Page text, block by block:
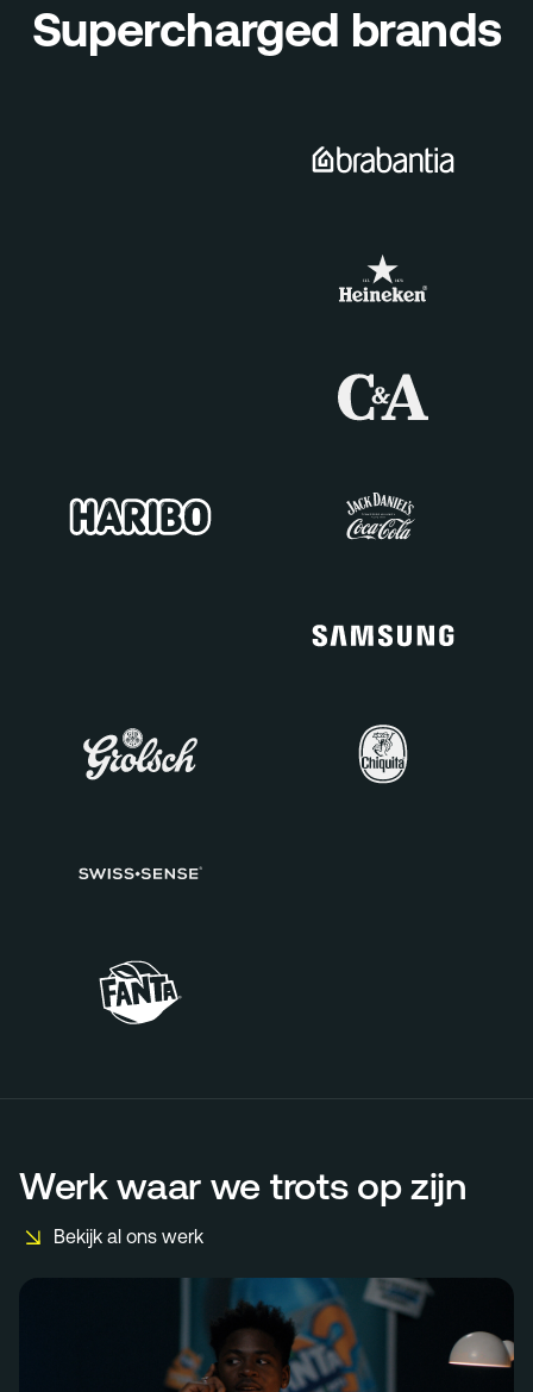
Supercharged brands
Werk waar we trots op zijn
Bekijk al ons werk